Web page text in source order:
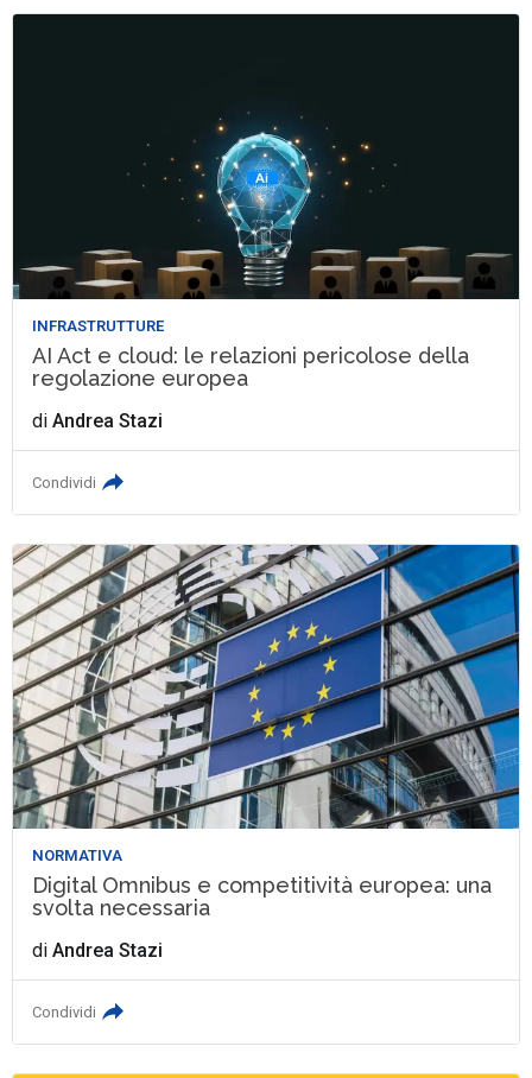
INFRASTRUTTURE
AI Act e cloud: le relazioni pericolose della
regolazione europea
diAndrea Stazi
Condividi
NORMATIVA
Digital Omnibus e competitività europea: una
svolta necessaria
diAndrea Stazi
Condividi